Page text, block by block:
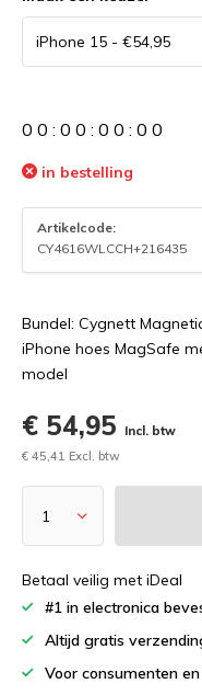
0 0 : 0 0 : 0 0 : 0 0
in bestelling
Artikelcode:
CY4616WLCCH+216435
Bundel: Cygnett
iPhone hoes MagSafe
model
€ 54,95
Incl. btw
€ 45,41 Excl. btw
Betaal veilig met iDeal
#1 in electronica
Altijd gratis
Voor consumenten